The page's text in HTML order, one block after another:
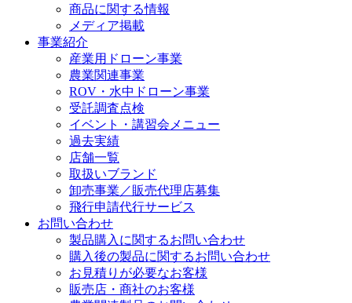
商品に関する情報
メディア掲載
事業紹介
産業用ドローン事業
農業関連事業
ROV・水中ドローン事業
受託調査点検
イベント・講習会メニュー
過去実績
店舗一覧
取扱いブランド
卸売事業／販売代理店募集
飛行申請代行サービス
お問い合わせ
製品購入に関するお問い合わせ
購入後の製品に関するお問い合わせ
お見積りが必要なお客様
販売店・商社のお客様